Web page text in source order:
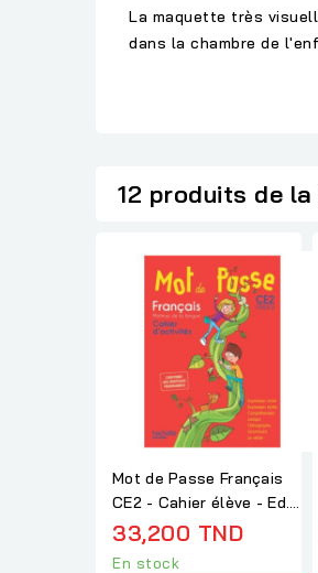
La maquette très
dans la chambre de
12 produits de
Mot de Passe Français
CE2 - Cahier élève - Ed.
2016
33,200 TND
En stock